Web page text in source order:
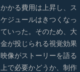
かかる費用は上昇し、ス
ケジュールはきつくなっ
ていった。そのため、大
金が投じられる視覚効果
映像がストーリーを語る
上で必要かどうか、制作